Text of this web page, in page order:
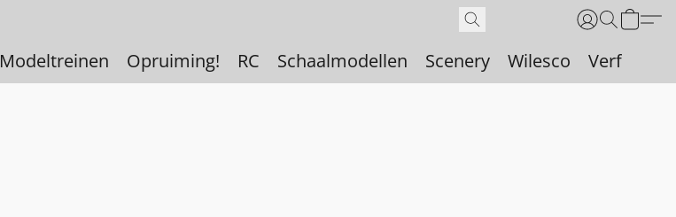
Modeltreinen Opruiming! RC Schaalmodellen Scenery Wilesco Verf